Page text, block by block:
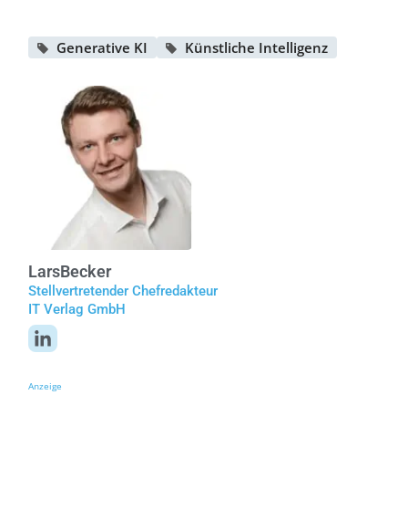
Generative KI Künstliche Intelligenz
LarsBecker
Stellvertretender Chefredakteur
IT Verlag GmbH
Anzeige